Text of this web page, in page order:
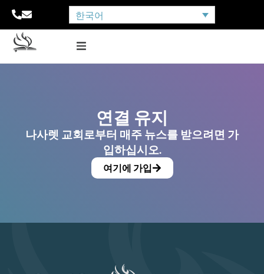
한국어
연결 유지
나사렛 교회로부터 매주 뉴스를 받으려면 가
입하십시오.
여기에 가입